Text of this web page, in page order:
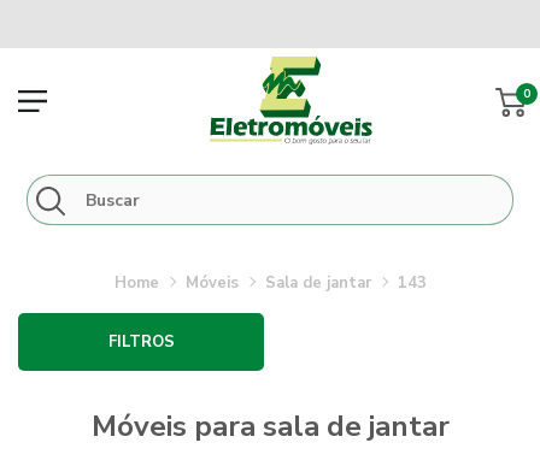
0
móveis sala de jantar 143
móveis para sala de jantar
FILTROS